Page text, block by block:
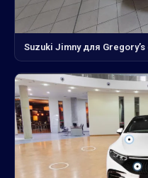
Suzuki Jimny для